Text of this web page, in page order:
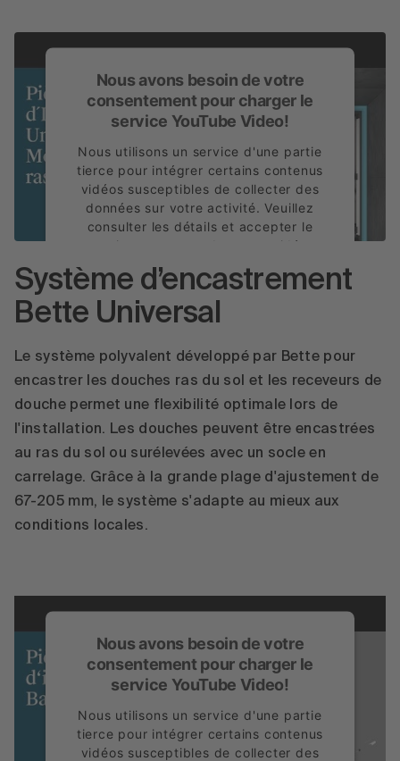
Nous avons besoin de votre
consentement pour charger le
service YouTube Video!
Nous utilisons un service d'une partie
tierce pour intégrer certains contenus
vidéos susceptibles de collecter des
données sur votre activité. Veuillez
consulter les détails et accepter le
service pour regarder cette vidéo.
En savoir plus
Accepter
powered by Usercentrics Consent
Management Platform
Système d’encastrement
Bette Universal
Le système polyvalent développé par Bette pour
encastrer les douches ras du sol et les receveurs de
douche permet une flexibilité optimale lors de
l'installation. Les douches peuvent être encastrées
au ras du sol ou surélevées avec un socle en
carrelage. Grâce à la grande plage d'ajustement de
67-205 mm, le système s'adapte au mieux aux
conditions locales.
Nous avons besoin de votre
consentement pour charger le
service YouTube Video!
Nous utilisons un service d'une partie
tierce pour intégrer certains contenus
vidéos susceptibles de collecter des